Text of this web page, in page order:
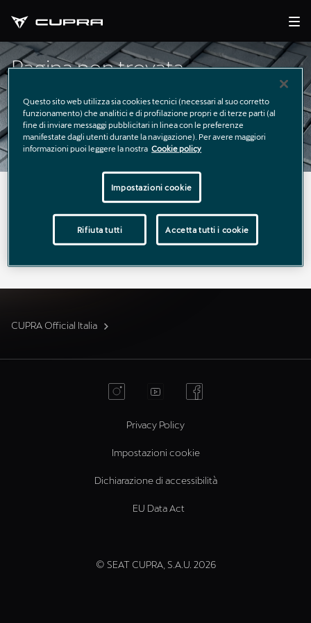
Pagina non trovata
La pagina richiesta non è stata trovata.
Puoi continuare a esplorare il sito usando il menù di
navigazione qui sopra.
CUPRA Official Italia
Privacy Policy
Impostazioni cookie
Dichiarazione di accessibilità
EU Data Act
© SEAT CUPRA, S.A.U. 2026
Questo sito web utilizza sia cookies tecnici (necessari al suo corretto
funzionamento) che analitici e di profilazione propri e di terze parti (al
fine di inviare messaggi pubblicitari in linea con le preferenze
manifestate dagli utenti durante la navigazione). Per avere maggiori
informazioni puoi leggere la nostra Cookie policy
Impostazioni cookie
Rifiuta tutti Accetta tutti i cookie